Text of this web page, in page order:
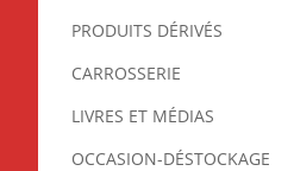
PRODUITS DÉRIVÉS
CARROSSERIE
LIVRES ET MÉDIAS
OCCASION-DÉSTOCKAGE